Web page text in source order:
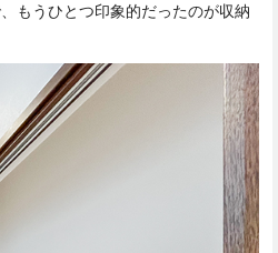
もうひとつ印象的だったのが収納